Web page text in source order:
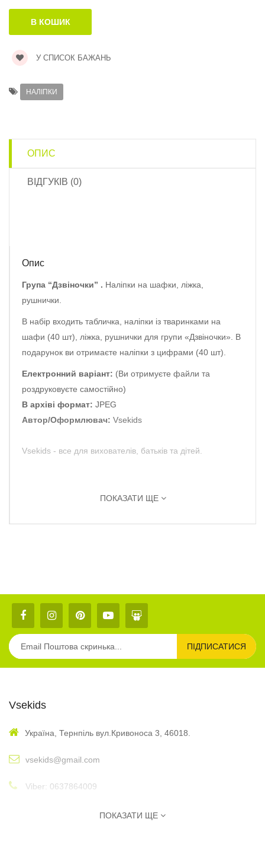
У СПИСОК БАЖАНЬ
НАЛІПКИ
ОПИС
ВІДГУКІВ (0)
Опис
Група “Дзвіночки” . Наліпки на шафки, ліжка,
рушнички.
В набір входить табличка, наліпки із тваринками на
шафи (40 шт), ліжка, рушнички для групи «Дзвіночки». В
подарунок ви отримаєте наліпки з цифрами (40 шт).
Електронний варіант: (Ви отримуєте файли та
роздруковуєте самостійно)
В архіві формат: JPEG
Автор/Оформлювач: Vsekids
Vsekids - все для вихователів, батьків та дітей.
ПОКАЗАТИ ЩЕ
ПІДПИСАТИСЯ
Vsekids
Україна, Тернпіль вул.Кривоноса 3, 46018.
vsekids@gmail.com
Viber: 0637864009
: 10:00 - 17:00ПОКАЗАТИ ЩЕ